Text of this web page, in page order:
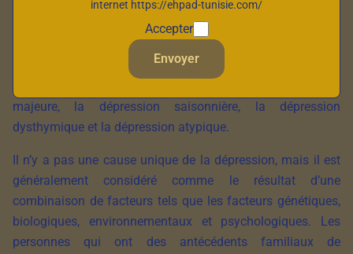
perturbations du sommeil et de l’appétit. Il peut causer des
symptômes tels que la fatigue, la perte de confiance en soi,
la culpabilité et des pensées suicidaires. La dépression
peut se manifester de différentes manières et il existe
majeure, la dépression saisonnière, la dépression
dysthymique et la dépression atypique.
Il n’y a pas une cause unique de la dépression, mais il est
généralement considéré comme le résultat d’une
combinaison de facteurs tels que les facteurs génétiques,
biologiques, environnementaux et psychologiques. Les
personnes qui ont des antécédents familiaux de
internet https://ehpad-tunisie.com/
Accepter
Envoyer